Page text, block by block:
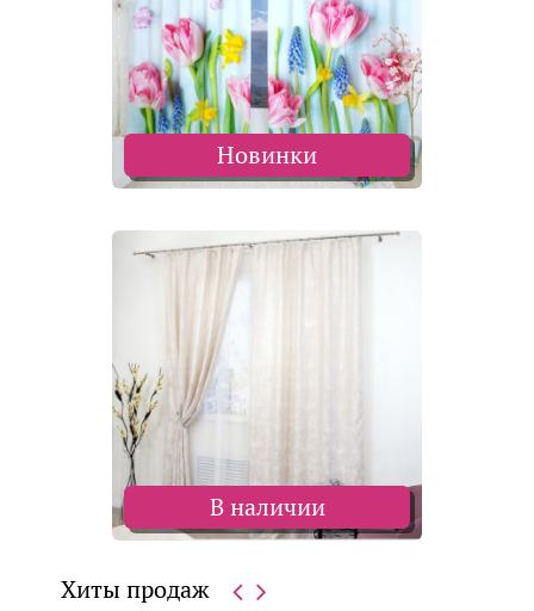
Новинки
В наличии
Хиты продаж